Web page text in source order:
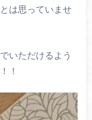
は思っていませ
いただけるよう
！